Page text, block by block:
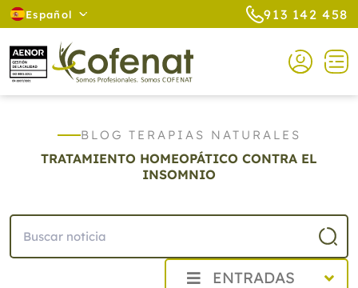
Español 913 142 458
BLOG TERAPIAS NATURALES
TRATAMIENTO HOMEOPÁTICO CONTRA EL
INSOMNIO
ENTRADAS